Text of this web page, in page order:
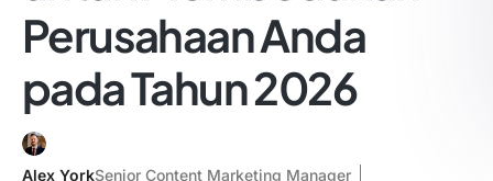
Perusahaan Anda
pada Tahun 2026
Alex YorkSenior Content Marketing Manager